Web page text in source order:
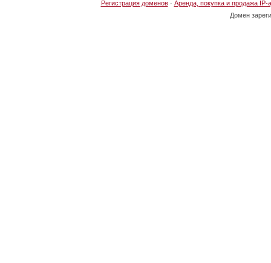
Регистрация доменов· Аренда, покупка и продажа IP-
Домен